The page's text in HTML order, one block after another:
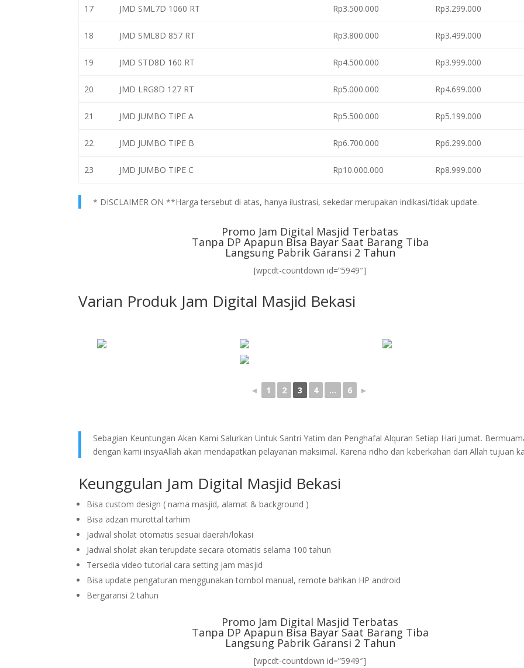
17 JMD SML7D 1060 RT Rp3.500.000 Rp3.299.000
18 JMD SML8D 857 RT Rp3.800.000 Rp3.499.000
19 JMD STD8D 160 RT Rp4.500.000 Rp3.999.000
20 JMD LRG8D 127 RT Rp5.000.000 Rp4.699.000
21 JMD JUMBO TIPE A Rp5.500.000 Rp5.199.000
22 JMD JUMBO TIPE B Rp6.700.000 Rp6.299.000
23 JMD JUMBO TIPE C Rp10.000.000 Rp8.999.000
* DISCLAIMER ON **Harga tersebut di atas, hanya ilustrasi, sekedar merupakan indikasi/tidak update.
Promo Jam Digital Masjid Terbatas
Tanpa DP Apapun Bisa Bayar Saat Barang Tiba
Langsung Pabrik Garansi 2 Tahun
[wpcdt-countdown id=”5949″]
Varian Produk Jam Digital Masjid Bekasi
◄ 1 2 3 4 ... 6 ►
Sebagian Keuntungan Akan Kami Salurkan Untuk Santri Yatim dan Penghafal Alquran Setiap Hari Jumat.
dengan kami insyaAllah akan mendapatkan pelayanan maksimal. Karena ridho dan keberkahan dari Allah tujuan
Keunggulan Jam Digital Masjid Bekasi
Bisa custom design ( nama masjid, alamat & background )
Bisa adzan murottal tarhim
Jadwal sholat otomatis sesuai daerah/lokasi
Jadwal sholat akan terupdate secara otomatis selama 100 tahun
Tersedia video tutorial cara setting jam masjid
Bisa update pengaturan menggunakan tombol manual, remote bahkan HP android
Bergaransi 2 tahun
Promo Jam Digital Masjid Terbatas
Tanpa DP Apapun Bisa Bayar Saat Barang Tiba
Langsung Pabrik Garansi 2 Tahun
[wpcdt-countdown id=”5949″]